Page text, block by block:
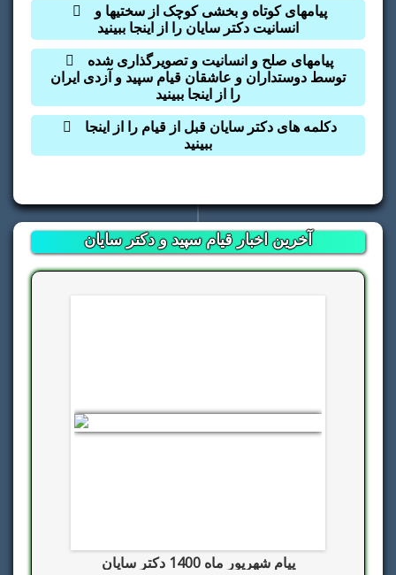
پیامهای کوتاه و بخشی کوچک از سختیها و
انسانیت دکتر سایان را از اینجا ببینید
پیامهای صلح و انسانیت و تصویرگذاری شده
توسط دوستداران و عاشقان قیام سپید و آزدی ایران
را از اینجا ببینید
دکلمه‏ های دکتر سایان قبل از قیام را از اینجا
ببینید
آخرین اخبار قیام سپید و دکتر سایان
پیام شهریور ماه 1400 دکتر سایان